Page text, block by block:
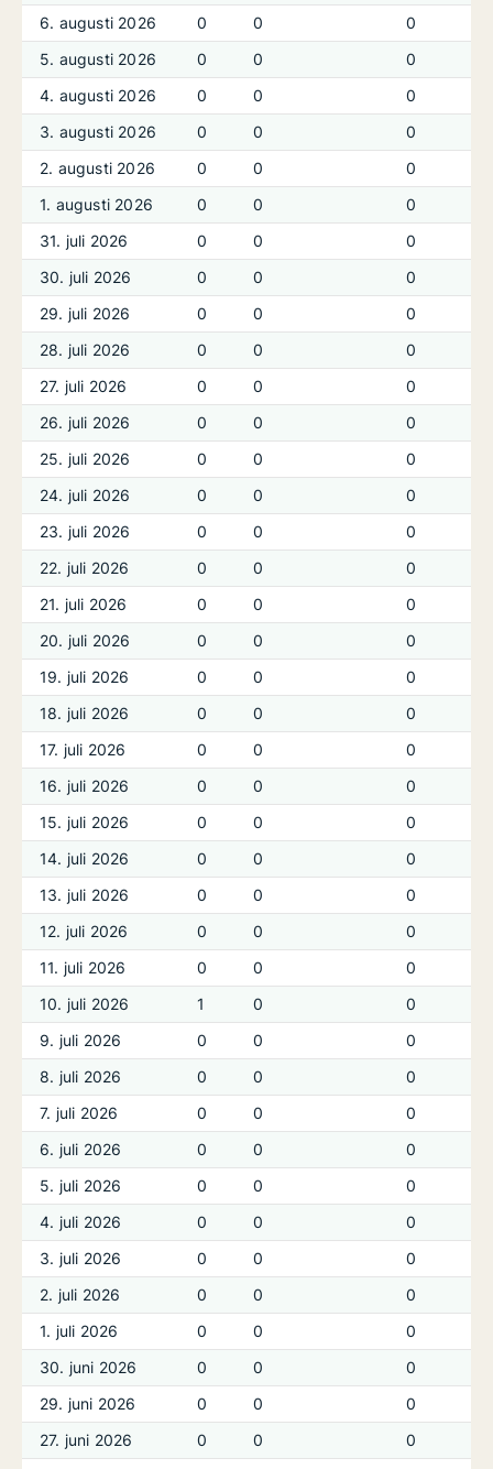
6. augusti 2026
0 0
0
5. augusti 2026
0 0
0
4. augusti 2026
0 0
0
3. augusti 2026
0 0
0
2. augusti 2026
0 0
0
1. augusti 2026
0 0
0
31. juli 2026
0 0
0
30. juli 2026
0 0
0
29. juli 2026
0 0
0
28. juli 2026
0 0
0
27. juli 2026
0 0
0
26. juli 2026
0 0
0
25. juli 2026
0 0
0
24. juli 2026
0 0
0
23. juli 2026
0 0
0
22. juli 2026
0 0
0
21. juli 2026
0 0
0
20. juli 2026
0 0
0
19. juli 2026
0 0
0
18. juli 2026
0 0
0
17. juli 2026
0 0
0
16. juli 2026
0 0
0
15. juli 2026
0 0
0
14. juli 2026
0 0
0
13. juli 2026
0 0
0
12. juli 2026
0 0
0
11. juli 2026
0 0
0
10. juli 2026
1 0
0
9. juli 2026
0 0
0
8. juli 2026
0 0
0
7. juli 2026
0 0
0
6. juli 2026
0 0
0
5. juli 2026
0 0
0
4. juli 2026
0 0
0
3. juli 2026
0 0
0
2. juli 2026
0 0
0
1. juli 2026
0 0
0
30. juni 2026
0 0
0
29. juni 2026
0 0
0
27. juni 2026
0 0
0